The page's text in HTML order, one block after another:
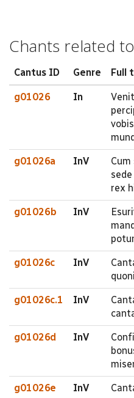
Chants related
Cantus ID Genre Full
g01026 In
g01026a InV
rex
g01026b InV
g01026c InV
g01026c.1 InV
g01026d InV
g01026e InV